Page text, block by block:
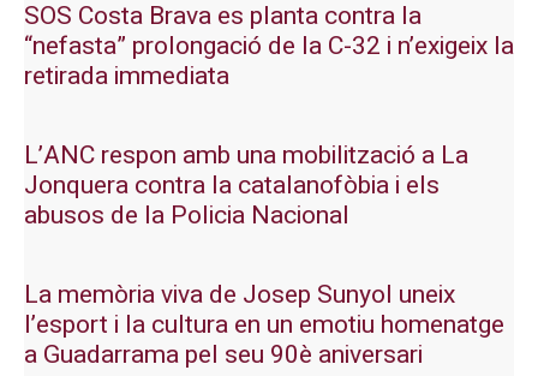
SOS Costa Brava es planta contra la
“nefasta” prolongació de la C-32 i n’exigeix la
retirada immediata
L’ANC respon amb una mobilització a La
Jonquera contra la catalanofòbia i els
abusos de la Policia Nacional
La memòria viva de Josep Sunyol uneix
l’esport i la cultura en un emotiu homenatge
a Guadarrama pel seu 90è aniversari